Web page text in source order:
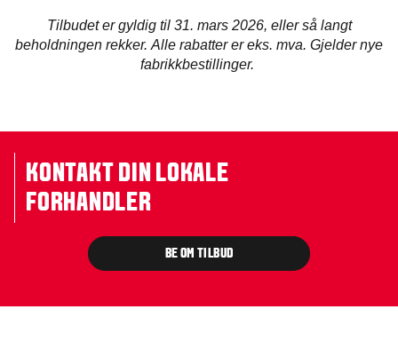
Tilbudet er gyldig til 31. mars 2026, eller så langt
beholdningen rekker. Alle rabatter er eks. mva. Gjelder nye
fabrikkbestillinger.
KONTAKT DIN LOKALE
FORHANDLER
BE OM TILBUD